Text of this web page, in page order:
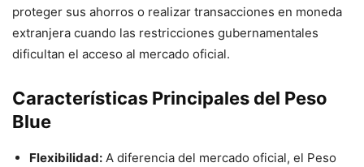
proteger sus ahorros o realizar transacciones en moneda
extranjera cuando las restricciones gubernamentales
dificultan el acceso al mercado oficial.
Características Principales del Peso
Blue
Flexibilidad: A diferencia del mercado oficial, el Peso